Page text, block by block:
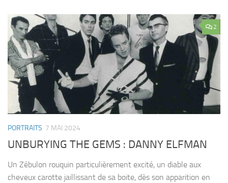
2
PORTRAITS 7 MAI 2024
UNBURYING THE GEMS : DANNY ELFMAN
Un Zébulon rouquin particulièrement excité, un diable aux
cheveux carotte jaillissant de sa boite, dès son apparition en